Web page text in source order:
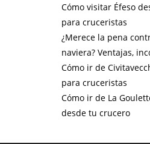
Cómo visitar Éfeso
para cruceristas
¿Merece la pena
naviera? Ventajas,
Cómo ir de
para cruceristas
Cómo ir de La
desde tu crucero